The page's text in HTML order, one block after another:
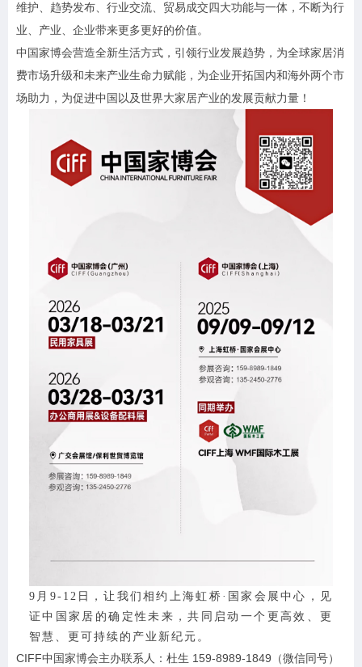
维护、趋势发布、行业交流、贸易成交四大功能与一体，不断为行
业、产业、企业带来更多更好的价值。
中国家博会营造全新生活方式，引领行业发展趋势，为全球家居消
费市场升级和未来产业生命力赋能，为企业开拓国内和海外两个市
场助力，为促进中国以及世界大家居产业的发展贡献力量！
9月9-12日，让我们相约上海虹桥·国家会展中心，
见
证中国家居的确定性未来，共同启动一个更高效、更
智慧、更可持续的产业新纪元。
CIFF中国家博会主办联系人：杜生 159-8989-1849（微信同号）